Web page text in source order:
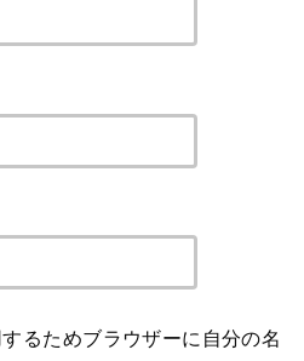
るためブラウザーに自分の名